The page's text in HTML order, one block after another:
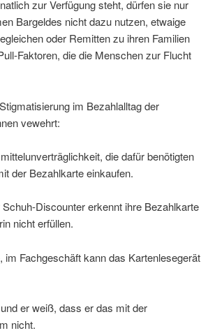
zur Verfügung steht, dürfen sie nur
Bargeldes nicht dazu nutzen, etwaige
oder Remitten zu ihren Familien
Faktoren, die die Menschen zur Flucht
im Bezahlalltag der
vewehrt:
die dafür benötigten
der Bezahlkarte einkaufen.
Discounter erkennt ihre Bezahlkarte
nicht erfüllen.
Fachgeschäft kann das Kartenlesegerät
er weiß, dass er das mit der
nicht.